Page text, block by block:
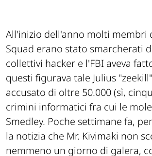
All'inizio dell'anno molti membri
Squad erano stato smarcherati
collettivi hacker e l'FBI aveva
questi figurava tale Julius
accusato di oltre 50.000 (sì,
crimini informatici fra cui le
Smedley. Poche settimane fa,
la notizia che Mr. Kivimaki non
nemmeno un giorno di galera,